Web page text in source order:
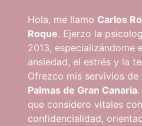
Hola, me llamo Carlos
Roque. Ejerzo la
2013, especializándome
ansiedad, el estrés y la
Ofrezco mis servivios de
Palmas de Gran Canaria
que considero vitales
confidencialidad,